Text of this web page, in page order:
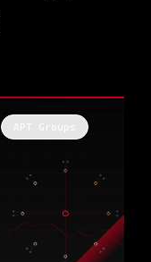
APT Groups